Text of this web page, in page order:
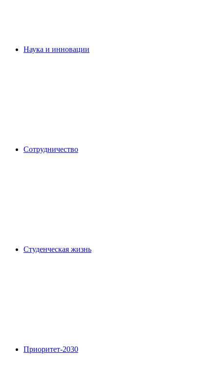
Наука и инновации
Сотрудничество
Студенческая жизнь
Приоритет-2030